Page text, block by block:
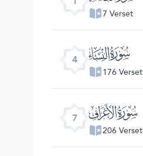
7 Verset
4 ﮐ
176 Verset
7 ﮓ
206 Verset